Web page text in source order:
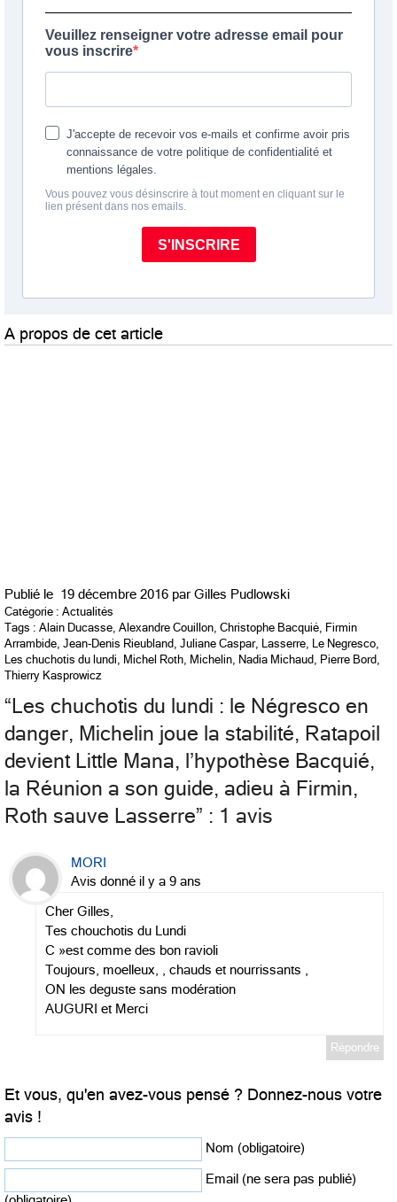
A propos de cet article
Publié le 19 décembre 2016 par Gilles Pudlowski
Catégorie : Actualités
Tags : Alain Ducasse, Alexandre Couillon, Christophe Bacquié, Firmin
Arrambide, Jean-Denis Rieubland, Juliane Caspar, Lasserre, Le Negresco,
Les chuchotis du lundi, Michel Roth, Michelin, Nadia Michaud, Pierre Bord,
Thierry Kasprowicz
“ Les chuchotis du lundi : le Négresco en
danger, Michelin joue la stabilité, Ratapoil
devient Little Mana, l’hypothèse Bacquié,
la Réunion a son guide, adieu à Firmin,
Roth sauve Lasserre” : 1 avis
MORI
Avis donné il y a 9 ans
Cher Gilles,
Tes chouchotis du Lundi
C »est comme des bon ravioli
Toujours, moelleux, , chauds et nourrissants ,
ON les deguste sans modération
AUGURI et Merci
Répondre
Et vous, qu'en avez-vous pensé ? Donnez-nous votre
avis !
Nom (obligatoire)
Email (ne sera pas publié)